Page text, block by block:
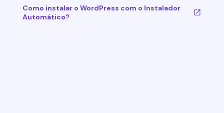
Como instalar o WordPress com o Instalador
Automático?